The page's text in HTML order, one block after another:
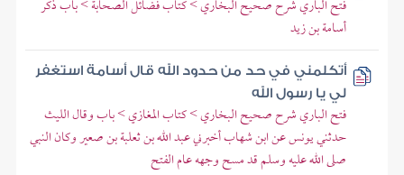
فتح الباري شرح صحيح البخاري > كتاب فضائل الصحابة > باب ذكر
أسامة بن زيد
أتكلمني في حد من حدود الله قال أسامة استغفر
لي يا رسول الله
فتح الباري شرح صحيح البخاري > كتاب المغازي > باب وقال الليث
حدثني يونس عن ابن شهاب أخبرني عبد الله بن ثعلبة بن صعير وكان النبي
صلى الله عليه وسلم قد مسح وجهه عام الفتح